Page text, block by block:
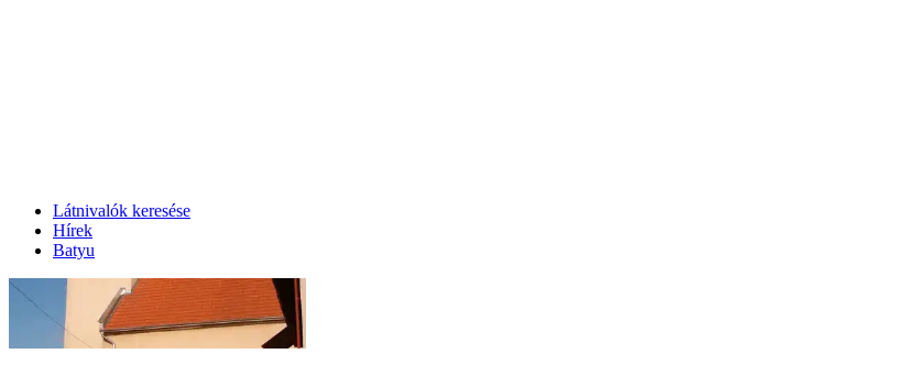
Látnivalók keresése
Hírek
Batyu